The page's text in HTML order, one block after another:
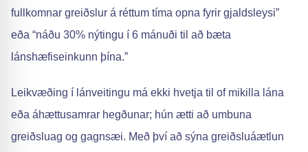
fullkomnar greiðslur á réttum tíma opna fyrir gjaldsleysi”
eða “náðu 30% nýtingu í 6 mánuði til að bæta
lánshæfiseinkunn þína.”
Leikvæðing í lánveitingu má ekki hvetja til of mikilla lána
eða áhættusamrar hegðunar; hún ætti að umbuna
greiðsluag og gagnsæi. Með því að sýna greiðsluáætlun